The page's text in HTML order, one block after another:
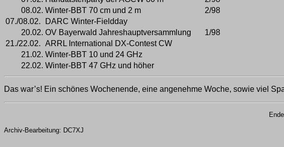
08.02. Winter-BBT 70 cm und 2 m
2/98
07./08.02.
DARC Winter-Fieldday
20.02. OV Bayerwald Jahreshauptversammlung
1/98
21./22.02. ARRL International DX-Contest CW
21.02. Winter-BBT 10 und 24 GHz
22.02. Winter-BBT 47 GHz und höher
Das war’s! Ein schönes Wochenende, eine angenehme Woche, sowie viel
Archiv-Bearbeitung: DC7XJ